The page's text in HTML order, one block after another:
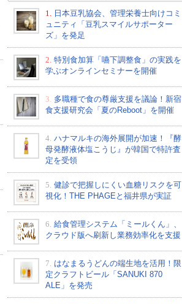
1.
日本豆乳協会、管理栄養士向けコミ
ュニティ「豆乳スマイルサポーター
ズ」を発足
2. 特別食加算「嚥下調整食」の実践を
学ぶオンラインセミナーを開催
3. 多職種で食の尊厳支援を議論！新宿
食支援研究会「夏のReboot」を開催
4. ハナマルキの海外展開が加速！『酵
母発酵液体塩こうじ』が韓国で特許査
定を受領
5. 健診で把握しにくい血糖リスクを可
視化！THE PHAGEと福井県が実証
6. 給食管理システム「ミールくん」、
クラウド版へ刷新し業務効率化を支援
7. はなまるうどんの端生地を活用！限
定クラフトビール「SANUKI 870
ALE」を発売